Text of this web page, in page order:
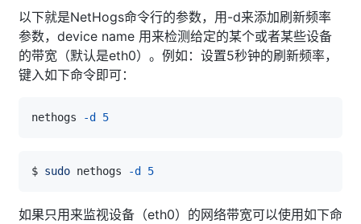
以下就是NetHogs命令行的参数，用-d来添加刷新频率
参数，device name 用来检测给定的某个或者某些设备
的带宽（默认是eth0）。例如：设置5秒钟的刷新频率，
键入如下命令即可：
nethogs -d 5
$ sudo nethogs -d 5
如果只用来监视设备（eth0）的网络带宽可以使用如下命